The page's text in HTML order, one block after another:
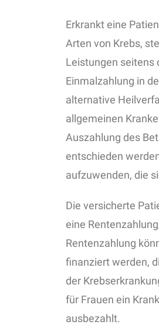
Erkrankt eine
Arten von Krebs,
Leistungen seitens
Einmalzahlung in
alternative
allgemeinen
Auszahlung des
entschieden
aufzuwenden, die
Die versicherte
eine
Rentenzahlung
finanziert werden,
der
für Frauen ein
ausbezahlt.